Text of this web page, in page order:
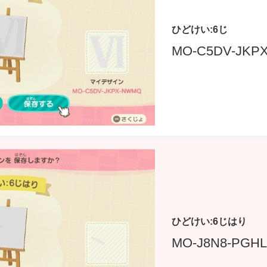
ひどけい:6じ
MO-C5DV-
ひどけい:6じはり
MO-J8N8-